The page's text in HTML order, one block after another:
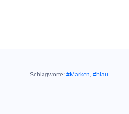
Schlagworte: #Marken, #blau